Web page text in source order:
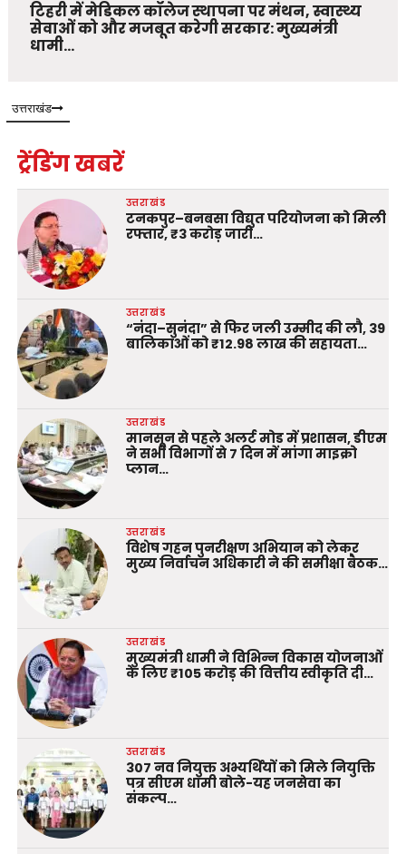
टिहरी में मेडिकल कॉलेज स्थापना पर मंथन, स्वास्थ्य
सेवाओं को और मजबूत करेगी सरकार: मुख्यमंत्री
धामी…
उत्तराखंड
ट्रेंडिंग खबरें
उत्तराखंड
टनकपुर–बनबसा विद्युत परियोजना को मिली
रफ्तार, ₹3 करोड़ जारी…
उत्तराखंड
“नंदा–सुनंदा” से फिर जली उम्मीद की लौ, 39
बालिकाओं को ₹12.98 लाख की सहायता…
उत्तराखंड
मानसून से पहले अलर्ट मोड में प्रशासन, डीएम
ने सभी विभागों से 7 दिन में मांगा माइक्रो
प्लान…
उत्तराखंड
विशेष गहन पुनरीक्षण अभियान को लेकर
मुख्य निर्वाचन अधिकारी ने की समीक्षा बैठक…
उत्तराखंड
मुख्यमंत्री धामी ने विभिन्न विकास योजनाओं
के लिए ₹105 करोड़ की वित्तीय स्वीकृति दी…
उत्तराखंड
307 नव नियुक्त अभ्यर्थियों को मिले नियुक्ति
पत्र सीएम धामी बोले-यह जनसेवा का
संकल्प…